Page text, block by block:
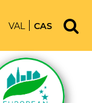
VAL CAS